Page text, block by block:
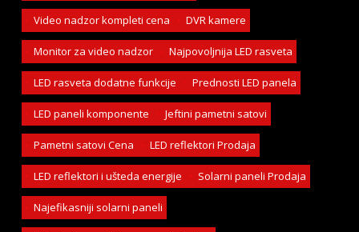
Video nadzor kompleti cena DVR kamere
Monitor za video nadzor Najpovoljnija LED rasveta
LED rasveta dodatne funkcije Prednosti LED panela
LED paneli komponente Jeftini pametni satovi
Pametni satovi Cena LED reflektori Prodaja
LED reflektori i ušteda energije Solarni paneli Prodaja
Najefikasniji solarni paneli